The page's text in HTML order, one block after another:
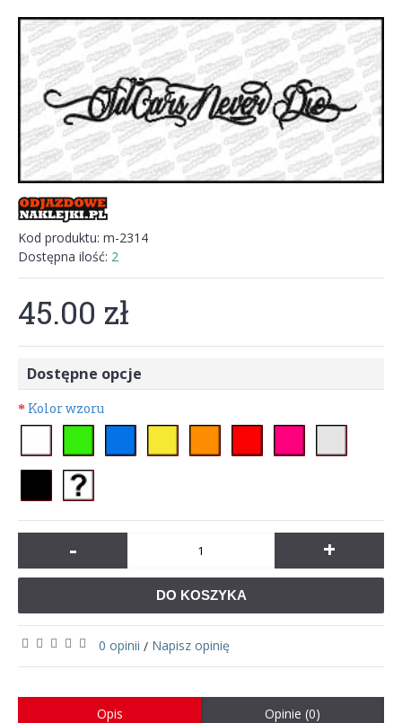
Kod produktu: m-2314
Dostępna ilość: 2
45.00 zł
Dostępne opcje
Kolor wzoru
- +
DO KOSZYKA
0 opinii / Napisz opinię
Opis Opinie (0)